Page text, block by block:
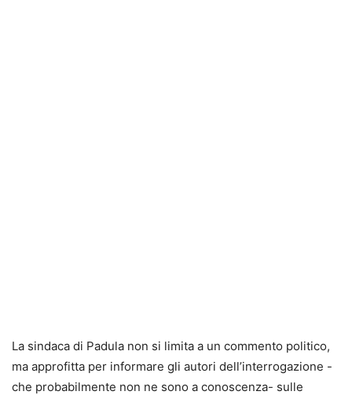
La sindaca di Padula non si limita a un commento politico,
ma approfitta per informare gli autori dell’interrogazione -
che probabilmente non ne sono a conoscenza- sulle